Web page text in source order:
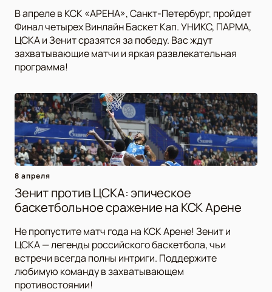
В апреле в КСК «АРЕНА», Санкт-Петербург, пройдет
Финал четырех Винлайн Баскет Кап. УНИКС, ПАРМА,
ЦСКА и Зенит сразятся за победу. Вас ждут
захватывающие матчи и яркая развлекательная
программа!
8 апреля
Зенит против ЦСКА: эпическое
баскетбольное сражение на КСК Арене
Не пропустите матч года на КСК Арене! Зенит и
ЦСКА — легенды российского баскетбола, чьи
встречи всегда полны интриги. Поддержите
любимую команду в захватывающем
противостоянии!